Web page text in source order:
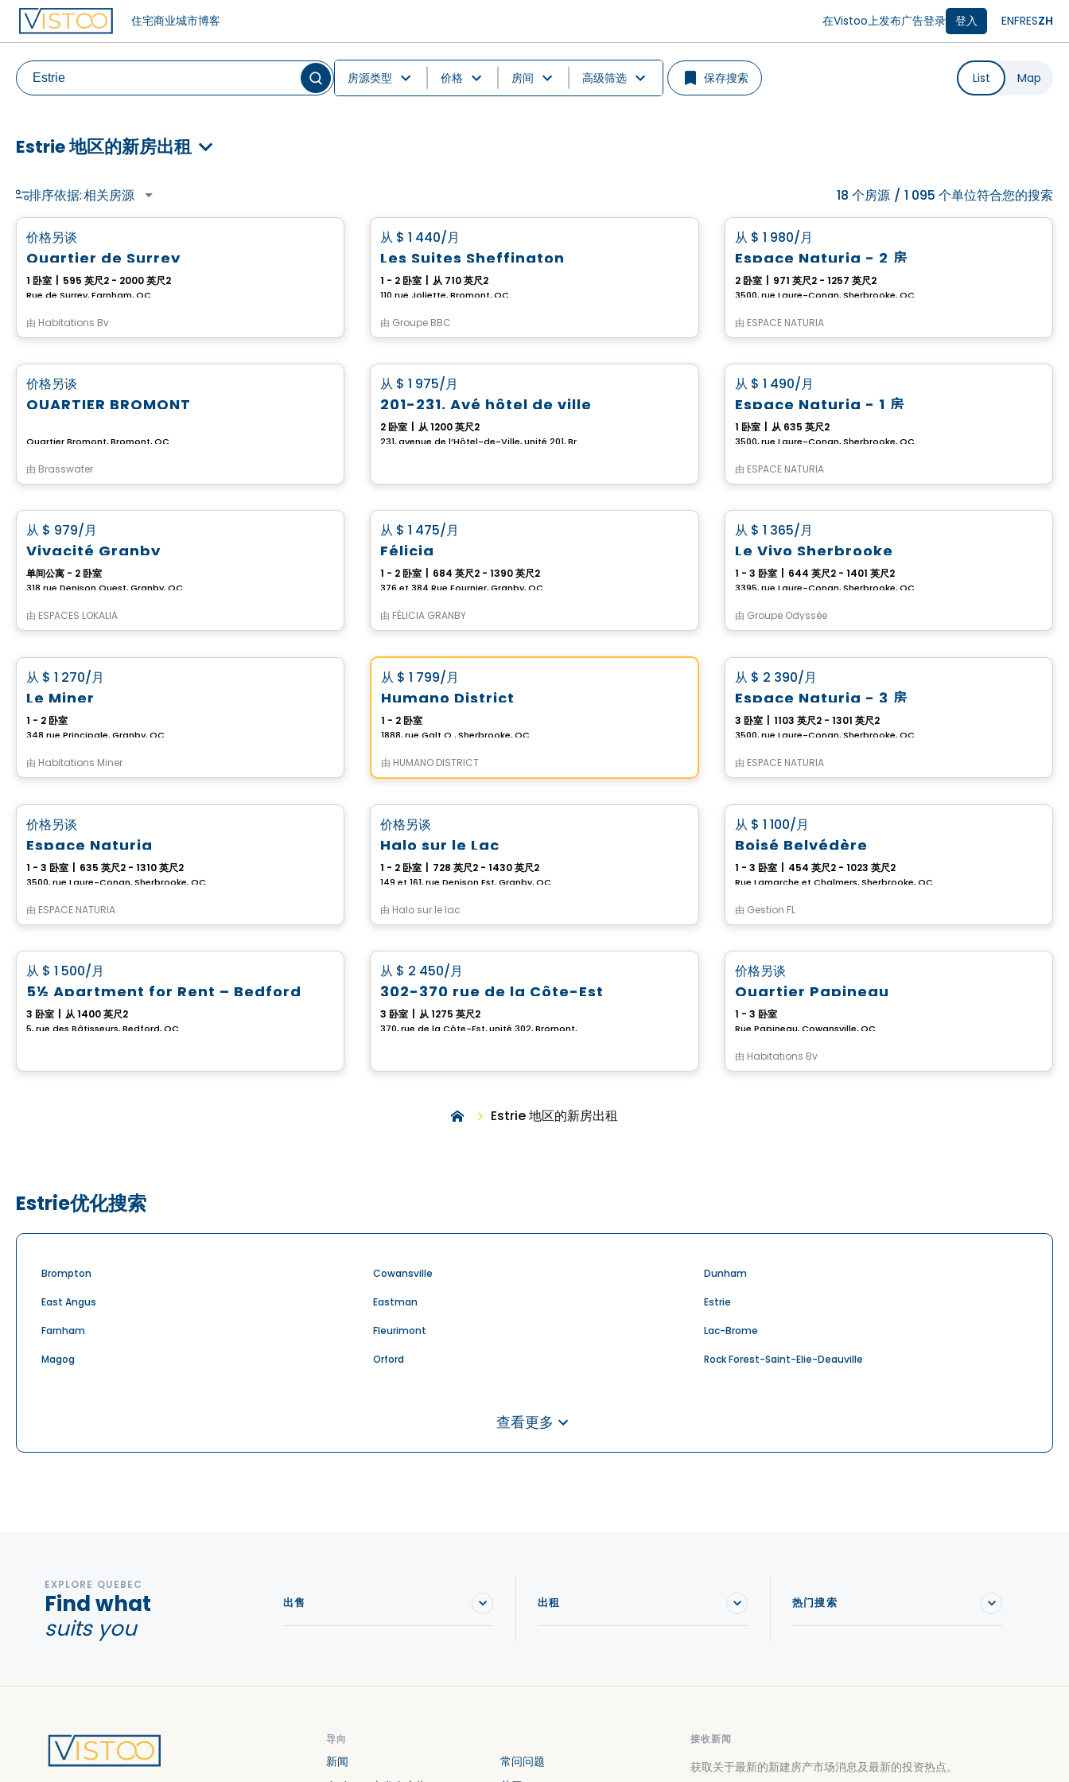
住宅商业城市博客 在Vistoo上发布广告登录 登入 ENFRESZH
房源类型 价格 房间 高级筛选 保存搜索 List Map
Estrie 地区的新房出租
排序依据:相关房源 18 个房源 / 1 095 个单位符合您的搜索
价格另谈
Quartier de Surrey
1 卧室 595 英尺2 - 2000 英尺2
Rue de Surrey, Farnham, QC
由 Habitations Bv
从 $ 1 440/月
Les Suites Sheffington
1 - 2 卧室 从 710 英尺2
110 rue Joliette, Bromont, QC
由 Groupe BBC
公寓
从 $ 1 980/月
Espace Naturia - 2 房
2 卧室 971 英尺2 - 1257 英尺2
3500, rue Laure-Conan, Sherbrooke, QC
由 ESPACE NATURIA
商业地产
价格另谈
QUARTIER BROMONT
Quartier Bromont, Bromont, QC
由 Brasswater
公寓
从 $ 1 975/月
201-231, Avé hôtel de ville
2 卧室 从 1200 英尺2
公寓
从 $ 1 490/月
Espace Naturia - 1 房
1 卧室 从 635 英尺2
3500, rue Laure-Conan, Sherbrooke, QC
由 ESPACE NATURIA
公寓
从 $ 979/月
Vivacité Granby
单间公寓 - 2 卧室
318 rue Denison Ouest, Granby, QC
由 ESPACES LOKALIA
公寓
从 $ 1 475/月
Félicia
1 - 2 卧室 684 英尺2 - 1390 英尺2
376 et 384 Rue Fournier, Granby, QC
由 FÉLICIA GRANBY
公寓
从 $ 1 365/月
Le Vivo Sherbrooke
1 - 3 卧室 644 英尺2 - 1401 英尺2
3395, rue Laure-Conan, Sherbrooke, QC
由 Groupe Odyssée
从 $ 1 270/月
Le Miner
1 - 2 卧室
348 rue Principale, Granby, QC
由 Habitations Miner
从 $ 1 799/月
Humano District
1 - 2 卧室
1888, rue Galt O , Sherbrooke, QC
由 HUMANO DISTRICT
从 $ 2 390/月
Espace Naturia - 3 房
3 卧室 1103 英尺2 - 1301 英尺2
3500, rue Laure-Conan, Sherbrooke, QC
由 ESPACE NATURIA
价格另谈
Espace Naturia
1 - 3 卧室 635 英尺2 - 1310 英尺2
3500, rue Laure-Conan, Sherbrooke, QC
由 ESPACE NATURIA
公寓
价格另谈
Halo sur le Lac
1 - 2 卧室 728 英尺2 - 1430 英尺2
149 et 161, rue Denison Est, Granby, QC
由 Halo sur le lac
从 $ 1 100/月
Boisé Belvédère
1 - 3 卧室 454 英尺2 - 1023 英尺2
Rue Lamarche et Chalmers, Sherbrooke, QC
由 Gestion FL
房子
从 $ 1 500/月
5½ Apartment for Rent – Bedford
3 卧室 从 1400 英尺2
5, rue des Bâtisseurs, Bedford, QC
公寓
从 $ 2 450/月
302-370 rue de la Côte-Est
3 卧室 从 1275 英尺2
公寓
价格另谈
Quartier Papineau
1 - 3 卧室
Rue Papineau, Cowansville, QC
由 Habitations Bv
Estrie 地区的新房出租
Estrie优化搜索
Brompton Cowansville Dunham
East Angus Eastman Estrie
Farnham Fleurimont Lac-Brome
Magog Orford Rock Forest-Saint-Elie-Deauville
查看更多
EXPLORE QUEBEC
Find what
suits you
出售 出租 热门搜索
导向
新闻
常问问题
接收新闻
获取关于最新的新建房产市场消息及最新的投资热点。